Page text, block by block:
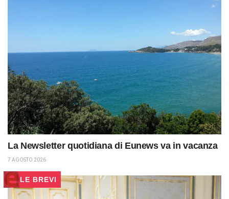
La Newsletter quotidiana di Eunews va in vacanza
7 AGOSTO 2026
LE BREVI